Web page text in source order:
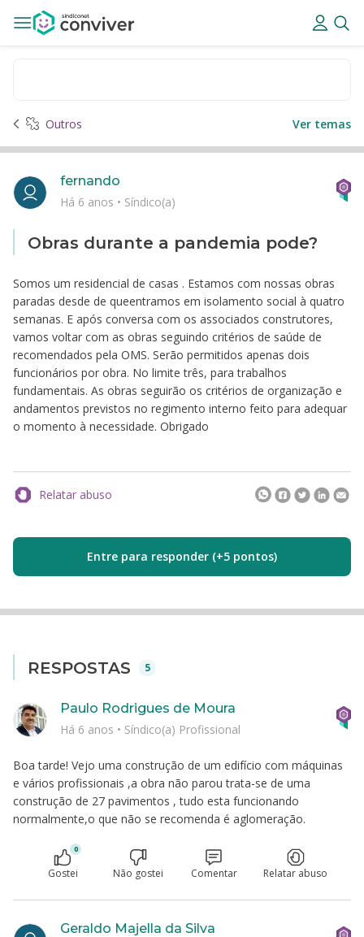
Outros Ver temas
Obras durante a pandemia pode?
Somos um residencial de casas . Estamos com nossas obras
paradas desde de queentramos em isolamento social à quatro
semanas. E após conversa com os associados construtores,
vamos voltar com as obras seguindo critérios de saúde de
recomendados pela OMS. Serão permitidos apenas dois
funcionários por obra. No limite três, para trabalhos
fundamentais. As obras seguirão os critérios de organização e
andamentos previstos no regimento interno feito para adequar
o momento à necessidade. Obrigado
fernando
Há 6 anos • Síndico(a)
Relatar abuso
Entre para responder (+5 pontos)
RESPOSTAS 5
Boa tarde! Vejo uma construção de um edifício com máquinas
e vários profissionais ,a obra não parou trata-se de uma
construção de 27 pavimentos , tudo esta funcionando
normalmente,o que não se recomenda é aglomeração.
Paulo Rodrigues de Moura
Há 6 anos • Síndico(a) Profissional
0
Gostei Não gostei Comentar Relatar abuso
Geraldo Majella da Silva